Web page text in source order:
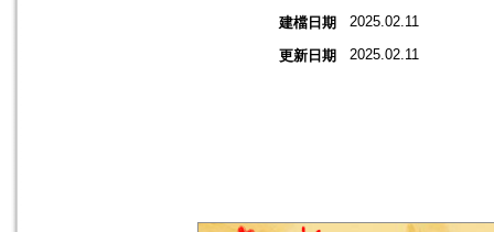
建檔日期 2025.02.11
更新日期 2025.02.11